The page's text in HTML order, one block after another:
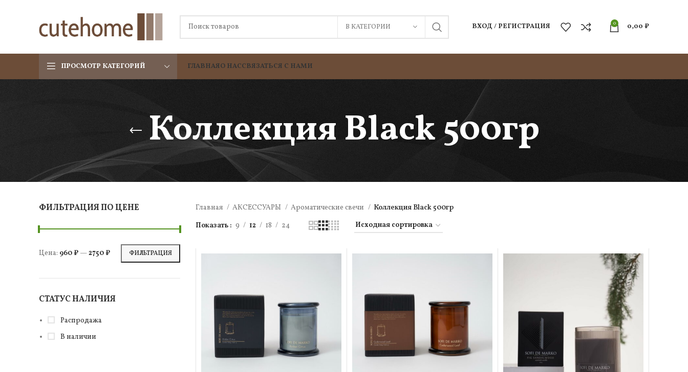
В КАТЕГОРИИ ВХОД / РЕГИСТРАЦИЯ 0 0,00 ₽
ПРОСМОТР КАТЕГОРИЙ ГЛАВНАЯО НАССВЯЗАТЬСЯ С НАМИ
Коллекция Black 500гр
ФИЛЬТРАЦИЯ ПО ЦЕНЕ
ФИЛЬТРАЦИЯ
Цена: 960 ₽ —2750 ₽
СТАТУС НАЛИЧИЯ
Распродажа
В наличии
Главная АКСЕССУАРЫ Ароматические свечи
Коллекция Black 500гр
Показать
9 12 18 24